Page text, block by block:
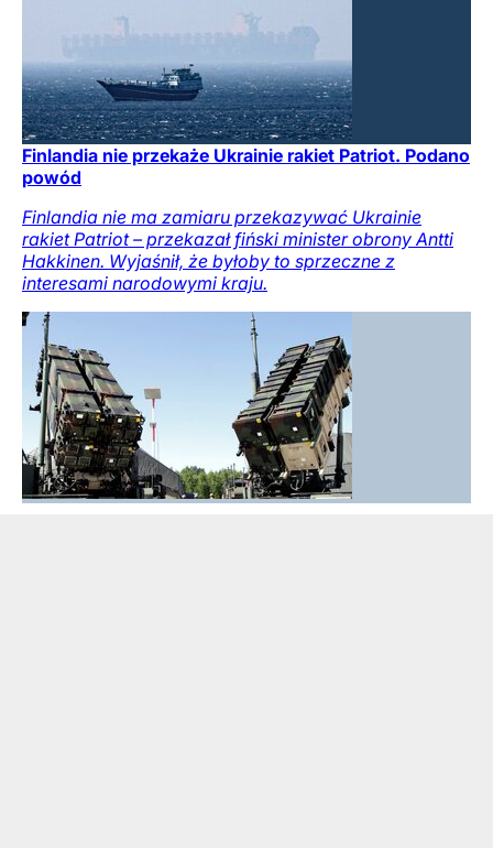
Finlandia nie przekaże Ukrainie rakiet Patriot. Podano
powód
Finlandia nie ma zamiaru przekazywać Ukrainie
rakiet Patriot – przekazał fiński minister obrony Antti
Hakkinen. Wyjaśnił, że byłoby to sprzeczne z
interesami narodowymi kraju.